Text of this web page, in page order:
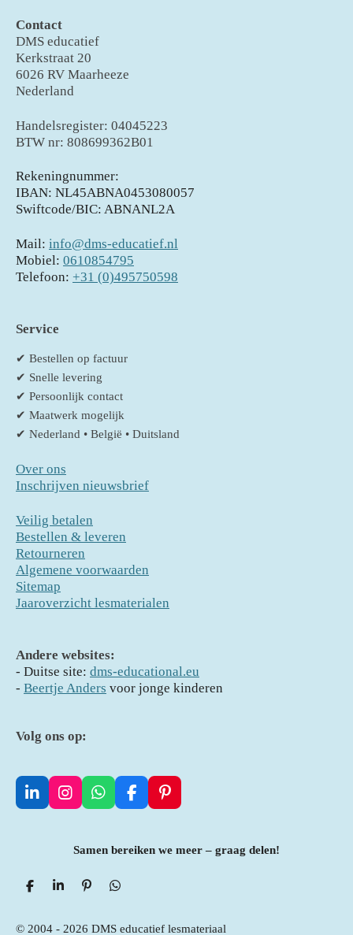
Contact
DMS educatief
Kerkstraat 20
6026 RV Maarheeze
Nederland
Handelsregister: 04045223
BTW nr: 808699362B01
Rekeningnummer:
IBAN: NL45ABNA0453080057
Swiftcode/BIC: ABNANL2A
Mail: info@dms-educatief.nl
Mobiel: 0610854795
Telefoon: +31 (0)495750598
Service
✔ Bestellen op factuur
✔ Snelle levering
✔ Persoonlijk contact
✔ Maatwerk mogelijk
✔ Nederland • België • Duitsland
Over ons
Inschrijven nieuwsbrief
Veilig betalen
Bestellen & leveren
Retourneren
Algemene voorwaarden
Sitemap
Jaaroverzicht lesmaterialen
Andere websites:
- Duitse site: dms-educational.eu
- Beertje Anders voor jonge kinderen
Volg ons op:
L
i
I
I
n
W
h
s
F
a
e
b
P
i
e
Samen bereiken we meer – graag delen!
D
e
S
r
P
n
D
e
© 2004 - 2026 DMS educatief lesmateriaal